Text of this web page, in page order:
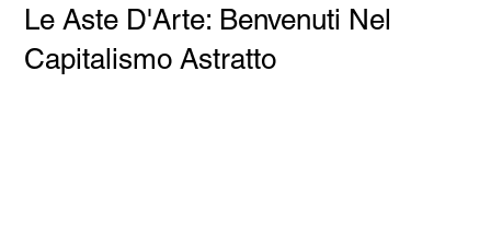
Le Aste D'Arte: Benvenuti Nel
Capitalismo Astratto